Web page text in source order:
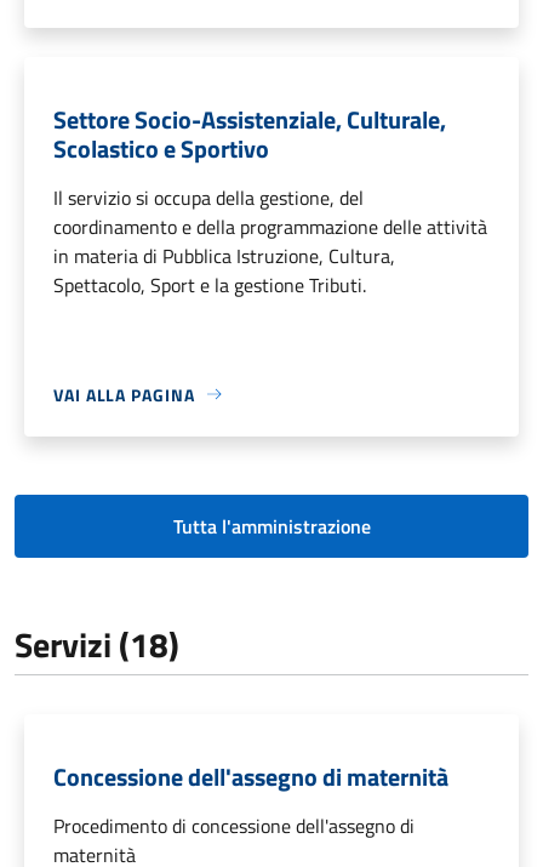
Settore Socio-Assistenziale, Culturale,
Scolastico e Sportivo
Il servizio si occupa della gestione, del
coordinamento e della programmazione delle attività
in materia di Pubblica Istruzione, Cultura,
Spettacolo, Sport e la gestione Tributi.
VAI ALLA PAGINA
Tutta l'amministrazione
Servizi (18)
Concessione dell'assegno di maternità
Procedimento di concessione dell'assegno di
maternità